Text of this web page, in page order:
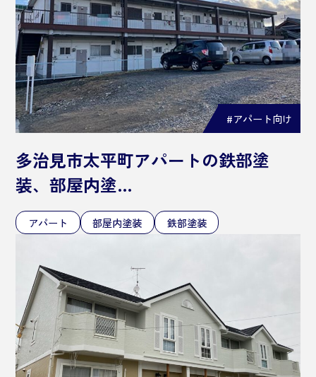
#アパート向け
多治見市太平町アパートの鉄部塗
装、部屋内塗…
アパート 部屋内塗装 鉄部塗装